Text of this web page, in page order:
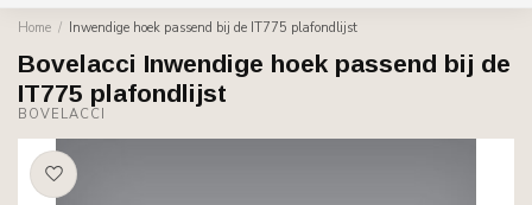
Home / Inwendige hoek passend bij de IT775 plafondlijst
Bovelacci Inwendige hoek passend bij de
IT775 plafondlijst
BOVELACCI